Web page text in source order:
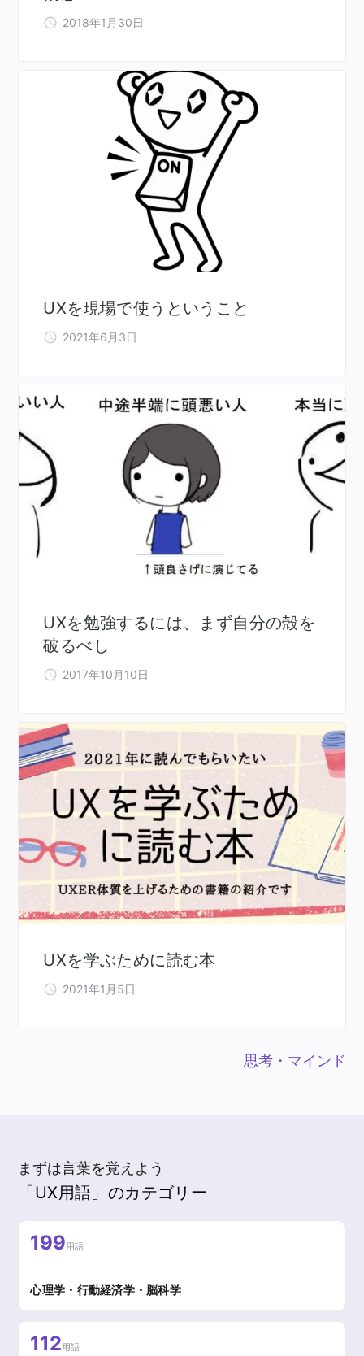
2018年1月30日
UXを現場で使うということ
2021年6月3日
UXを勉強するには、まず自分の殻を
破るべし
2017年10月10日
UXを学ぶために読む本
2021年1月5日
思考・マインド
まずは言葉を覚えよう
「UX用語」のカテゴリー
199用語
心理学・行動経済学・脳科学
112用語